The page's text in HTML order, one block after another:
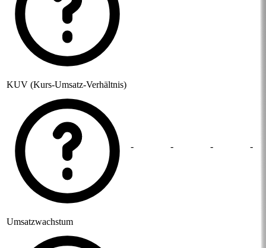
KUV (Kurs-Umsatz-Verhältnis)
- - - -
Umsatzwachstum